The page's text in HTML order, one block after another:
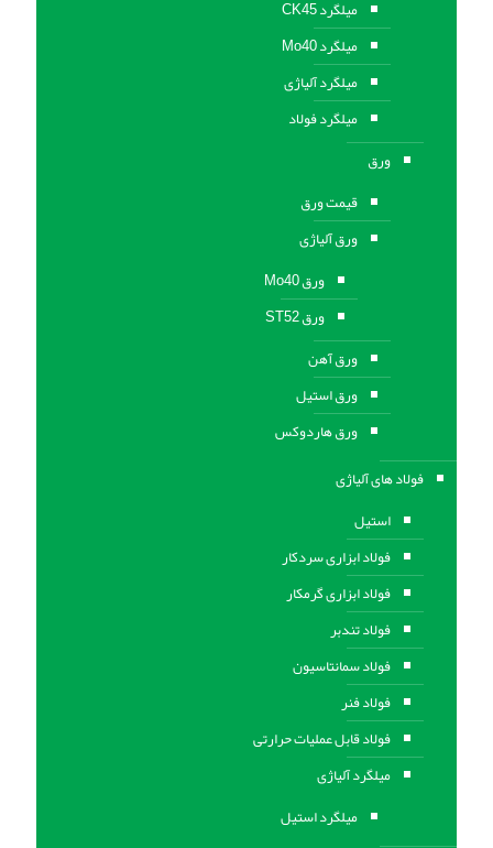
میلگرد CK45
میلگرد Mo40
میلگرد آلیاژی
میلگرد فولاد
ورق
قیمت ورق
ورق آلیاژی
ورق Mo40
ورق ST52
ورق آهن
ورق استيل
ورق هاردوکس
فولاد های آلیاژی
استیل
فولاد ابزاری سردکار
فولاد ابزاری گرمکار
فولاد تندبر
فولاد سمانتاسیون
فولاد فنر
فولاد قابل عملیات حرارتی
ميلگرد آلیاژی
میلگرد استیل